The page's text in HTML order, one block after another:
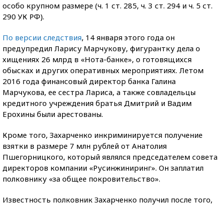
особо крупном размере (ч. 1 ст. 285, ч. 3 ст. 294 и ч. 5 ст.
290 УК РФ).
По версии следствия, 14 января этого года он
предупредил Ларису Марчукову, фигурантку дела о
хищениях 26 млрд в «Нота-банке», о готовящихся
обысках и других оперативных мероприятиях. Летом
2016 года финансовый директор банка Галина
Марчукова, ее сестра Лариса, а также совладельцы
кредитного учреждения братья Дмитрий и Вадим
Ерохины были арестованы.
Кроме того, Захарченко инкриминируется получение
взятки в размере 7 млн рублей от Анатолия
Пшегорницкого, который являлся председателем совета
директоров компании «Русинжиниринг». Он заплатил
полковнику «за общее покровительство».
Известность полковник Захарченко получил после того,